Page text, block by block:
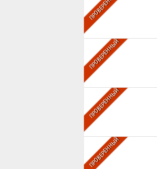
ПРОВЕРЕННЫЙ
ПРОВЕРЕННЫЙ
ПРОВЕРЕННЫЙ